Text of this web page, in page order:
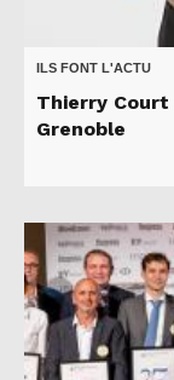
ILS FONT L'ACTU
Thierry
Grenoble